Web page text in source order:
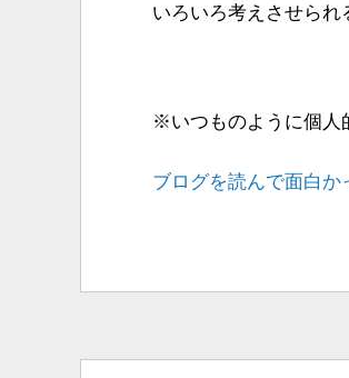
いろいろ考えさせられ
※いつものように個人
ブログを読んで面白か